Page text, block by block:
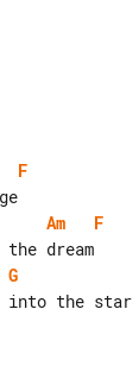
F
Am
F
G